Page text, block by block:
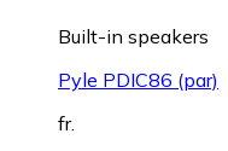
Built-in speakers
Pyle PDIC86 (par)
fr.